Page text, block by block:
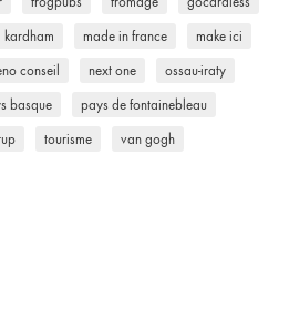
kardham made in france make ici
conseil next one ossau-iraty
basque pays de fontainebleau
tourisme van gogh